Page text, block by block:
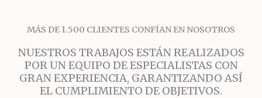
MÁS DE 1.500 CLIENTES CONFÍAN EN NOSOTROS
NUESTROS TRABAJOS ESTÁN REALIZADOS
POR UN EQUIPO DE ESPECIALISTAS CON
GRAN EXPERIENCIA, GARANTIZANDO ASÍ
EL CUMPLIMIENTO DE OBJETIVOS.